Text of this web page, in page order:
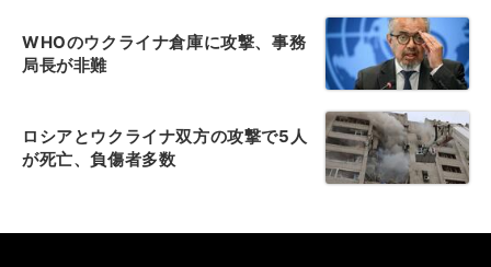
WHOのウクライナ倉庫に攻撃、事務
局長が非難
ロシアとウクライナ双方の攻撃で5人
が死亡、負傷者多数